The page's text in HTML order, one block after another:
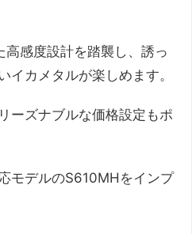
高感度設計を踏襲し、誘っ
イカメタルが楽しめます。
ーズナブルな価格設定もポ
モデルのS610MHをインプ